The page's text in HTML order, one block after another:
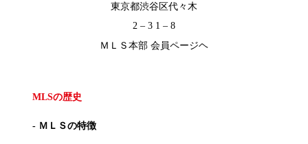
東京都渋谷区代々木
2 – 3 1 – 8
ＭＬＳ本部 会員ページヘ
MLSの歴史
- ＭＬＳの特徴